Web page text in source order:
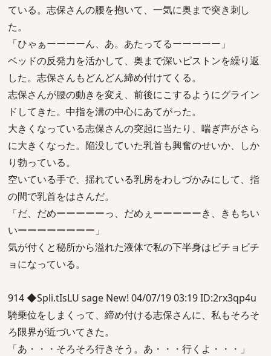
ている。志保さんの腰を抱いて、一気に奥まで突き刺し
た。
「ひゃぁーーーーん、あ。あたってるーーーーー」
ベッドの反発力を活かして、奥まで深いピストンを繰り返
した。志保さんもどんどん締め付けてくる。
志保さんが腰の動きを変え、前後にこするようにグライン
ドしてきた。中指を溝の中心にあてがった。
大きくなっている志保さんの突起に当たり、喘ぎ声がさら
に大きくなった。陥没していた乳首も興奮のせいか、しか
り勃っている。
空いている手で、揺れている乳房をわしづかみにして、指
の間で乳首をはさんだ。
「だ、だめーーーーーっ、だめぇーーーーーき、きもちい
いーーーーーーーー」
気が付くと秘所から溢れた液体で私の下半身はビチョビチ
ョになっている。
914 ◆Spli.tIsLU sage New! 04/07/19 03:19 ID:2rx3qp4u
騎乗位をしまくって、締め付ける志保さんに、私もそろそ
ろ限界が近づいてきた。
「あ・・・そろそろ行きそう。あ・・・行くよ・・・」